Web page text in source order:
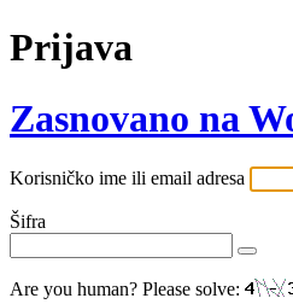
Prijava
Zasnovano na
Korisničko ime ili email adresa
Šifra
Are you human? Please solve: